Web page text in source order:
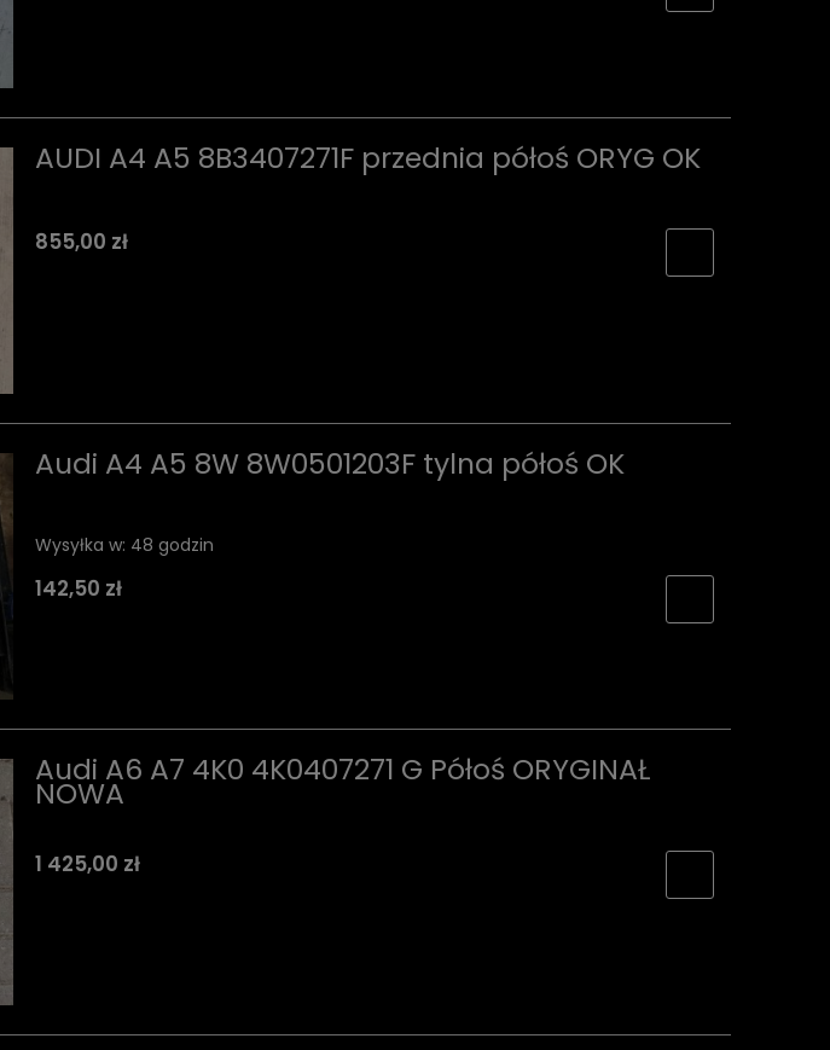
AUDI A4 A5 8B3407271F przednia półoś ORYG OK
855,00 zł
Audi A4 A5 8W 8W0501203F tylna półoś OK
Wysyłka w: 48 godzin
142,50 zł
Audi A6 A7 4K0 4K0407271 G Półoś ORYGINAŁ
NOWA
1 425,00 zł